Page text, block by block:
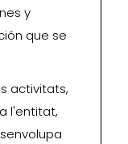
y
que se
activitats,
l'entitat,